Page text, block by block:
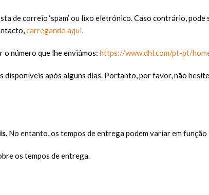
de correio ‘spam’ ou lixo eletrónico. Caso contrário,
carregando aqui.
número que lhe enviámos: https://www.dhl.com/pt-pt/
após alguns dias. Portanto, por favor, não
. No entanto, os tempos de entrega podem variar em função
os tempos de entrega.